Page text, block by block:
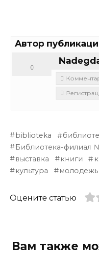
Автор
0
biblioteka
Библиотека-филиал
выставка
книги
культура
молодежь
Оцените статью
Вам также